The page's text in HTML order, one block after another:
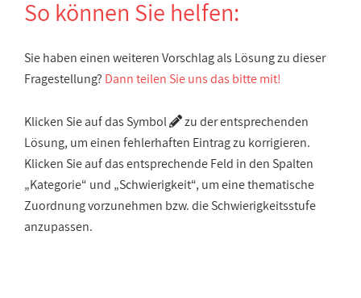
So können Sie helfen:
Sie haben einen weiteren Vorschlag als Lösung zu dieser
Fragestellung? Dann teilen Sie uns das bitte mit!
Klicken Sie auf das Symbol
zu der entsprechenden
Lösung, um einen fehlerhaften Eintrag zu korrigieren.
Klicken Sie auf das entsprechende Feld in den Spalten
„Kategorie“ und „Schwierigkeit“, um eine thematische
Zuordnung vorzunehmen bzw. die Schwierigkeitsstufe
anzupassen.